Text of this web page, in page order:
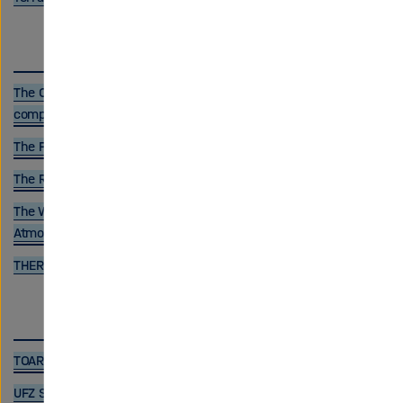
The Comprehensive Resource of Mammalian protein
complexes
The Perovskite Database Project
The ROSAT Mission
The World Data Center for Remote Sensing of the
Atmosphere
THEREDA
TOAR Surface Observation Database
UFZ Spatial Data Catalog